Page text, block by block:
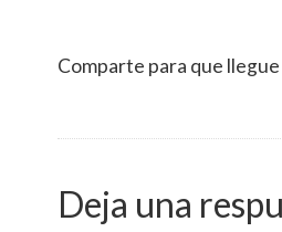
Comparte para que llegue
Deja una